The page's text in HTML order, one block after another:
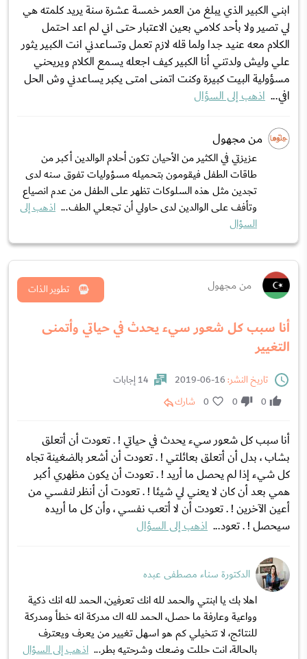
ابني الكبير الذي يبلغ من العمر خمسة عشرة سنة يريد كلمته هي
لي تصير ولا بأحد كلامي بعين الاعتبار حتى اني لم اعد احتمل
الكلام معه عنيد جدا ولما قله لازم تعمل وتساعدني انت الكبير يثور
علي وليش ولدتني أنا الكبير كيف اجعله يسمع الكلام ويريحني
مسؤولية البيت كبيرة وكنت اتمنى امتى يكبر يساعدني وش الحل
افي... اذهب إلى السؤال
من مجهول
عزيزتي في الكثير من الأحيان تكون أحلام الوالدين أكبر من
طاقات الطفل فيقومون بتحميله مسؤوليات تفوق سنه لدى
تجدين مثل هذه السلوكات تظهر على الطفل من عدم انصياع
وتأفف على الوالدين لدى حاولي أن تجعلي الطف... اذهب إلى
السؤال
من مجهول
أنا سبب كل شعور سيء يحدث في حياتي وأتمنى
التغيير
تطوير الذات
تاريخ النشر:
14 إجابات
0
0
0 شارك
أنا سبب كل شعور سيء يحدث في حياتي ! . تعودت أن أتعلق
بشاب ، بدل أن أتعلق بعائلتي ! . تعودت أن أشعر بالضغينة تجاه
كل شيء إذا لم يحصل ما أريد ! . تعودت أن يكون مظهري أكبر
همي بعد أن كان لا يعني لي شيئا ! . تعودت أن أنظر لنفسي من
أعين الآخرين ! . تعودت أن لا أتعب نفسي ، وأن كل ما أريده
سيحصل ! . تعود... اذهب إلى السؤال
الدكتورة سناء مصطفى عبده
اهلا بك يا ابنتي والحمد لله انك تعرفين، الحمد لله انك ذكية
وواعية وعارفة ما حصل، الحمد لله اك مدركة انه خطأ ومدركة
للنتائج، لا تتخيلي كم هو اسهل تغيير من يعرف ويعترف
بالحالة، انت حللت وضعك وشرحتيه بطر... اذهب إلى السؤال